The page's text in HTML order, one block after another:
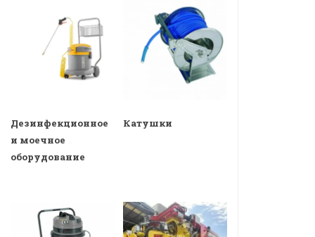
Дезинфекционное
и моечное
оборудование
Катушки